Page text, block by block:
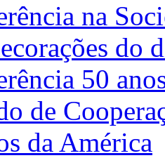
na
do
50
de
da América